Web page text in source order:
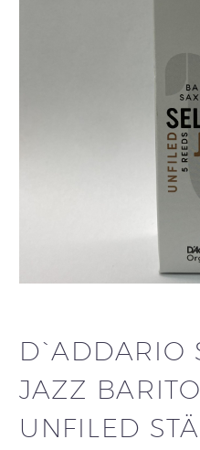
D`ADDARIO
JAZZ
UNFILED